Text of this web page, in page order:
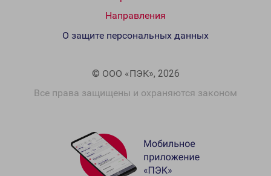
Направления
© ООО «ПЭК», 2026
Все права защищены и охраняются законом
О защите персональных данных